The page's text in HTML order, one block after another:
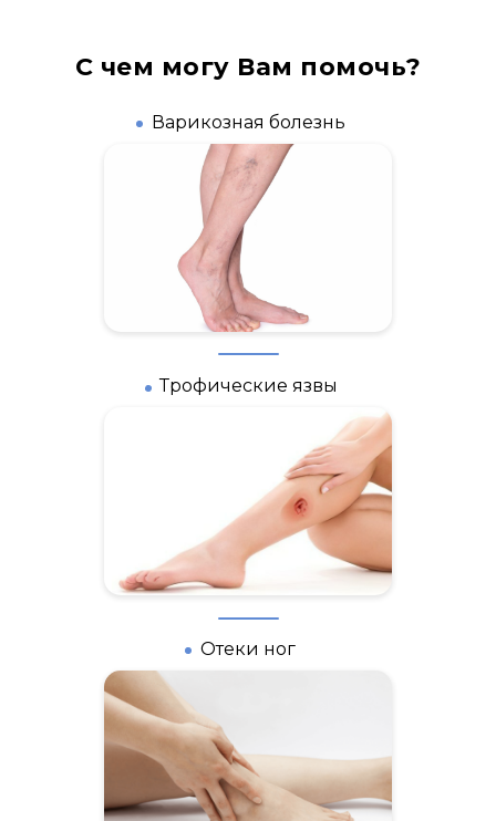
С чем могу Вам помочь?
Варикозная болезнь
Трофические язвы
Отеки ног